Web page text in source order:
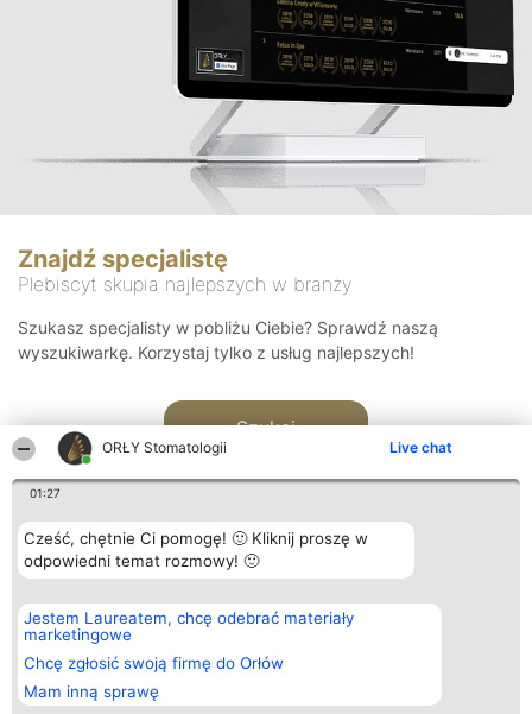
ORŁY Stomatologii Live chat
01:27
Cześć, chętnie Ci pomogę! 🙂 Kliknij proszę w
odpowiedni temat rozmowy! 🙂
Jestem Laureatem, chcę odebrać materiały
marketingowe
Chcę zgłosić swoją firmę do Orłów
Mam inną sprawę
Znajdź specjalistę
Plebiscyt skupia najlepszych w branży
Szukasz specjalisty w pobliżu Ciebie? Sprawdź naszą
wyszukiwarkę. Korzystaj tylko z usług najlepszych!
Szukaj
Organizator plebiscytu
Bright Side Solutions sp. z o.
o. sp. k.
ul. Ruska 22
Wrocław 50-079
KRS 0000749100 | Regon
381313360 | NIP 8943132676
Plebiscyt
Laureaci
wszystkich
Laureatów
Regulamin
Kontakt
Kontakt